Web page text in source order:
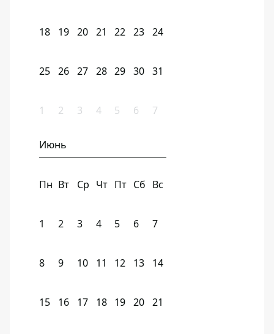
18 19 20 21 22 23 24
25 26 27 28 29 30 31
1 2 3 4 5 6 7
Июнь
Пн Вт Ср Чт Пт Сб Вс
1 2 3 4 5 6 7
8 9 10 11 12 13 14
15 16 17 18 19 20 21